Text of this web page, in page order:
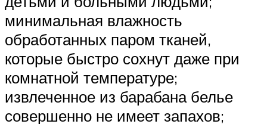
минимальная влажность
обработанных паром тканей,
которые быстро сохнут даже при
комнатной температуре;
извлеченное из барабана белье
совершенно не имеет запахов;